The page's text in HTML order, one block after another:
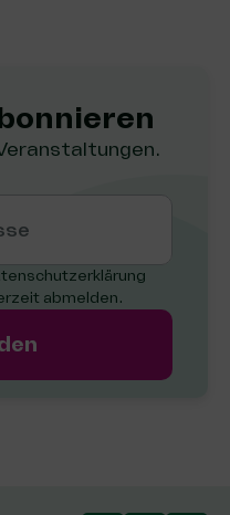
abmelden.